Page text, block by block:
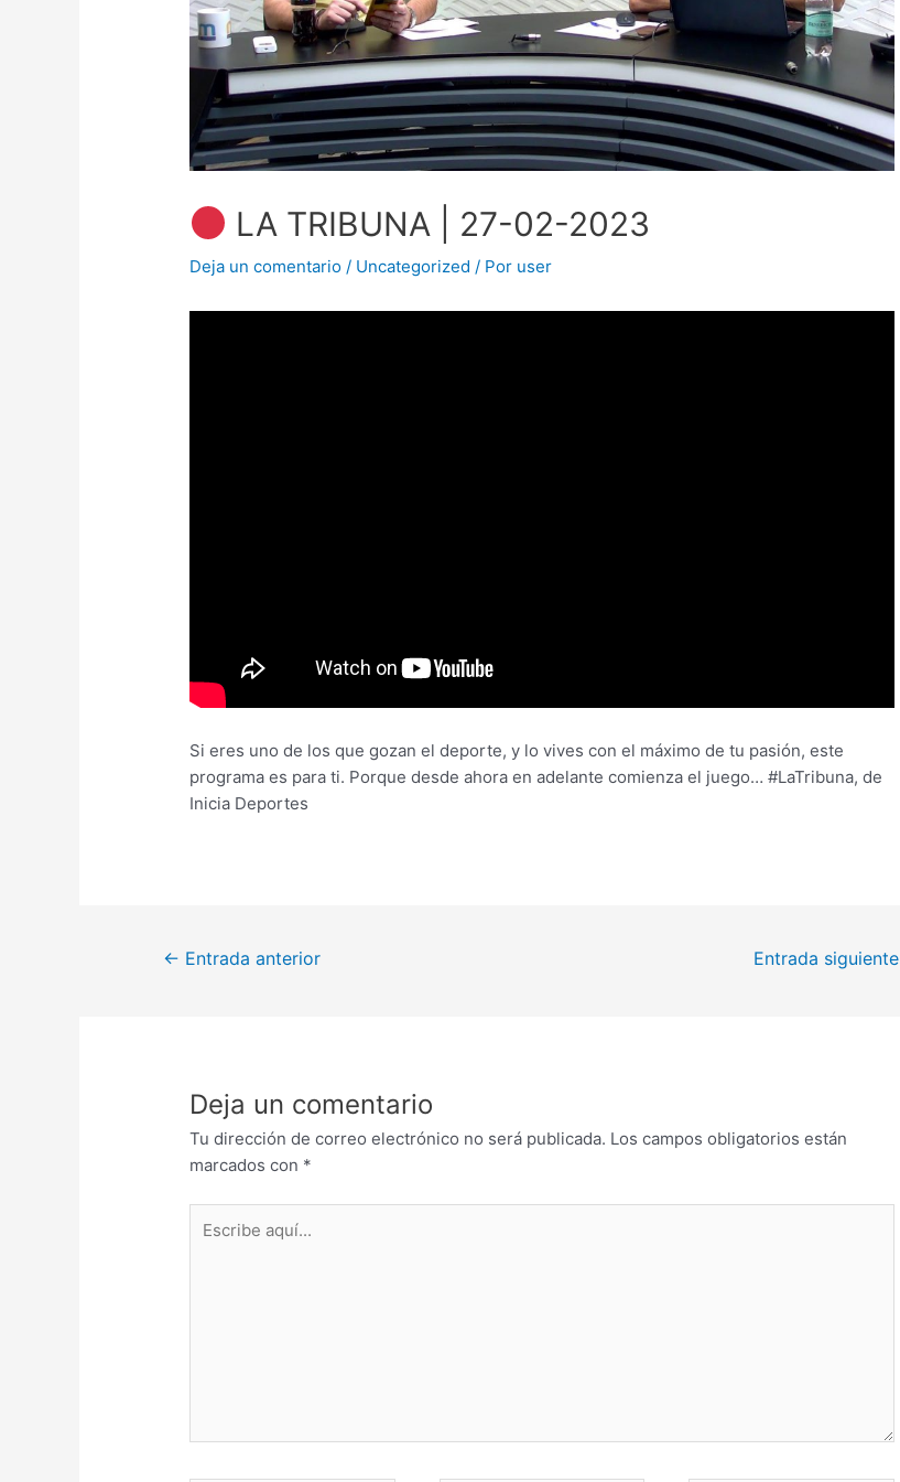
LA TRIBUNA | 27-02-2023
Deja un comentario / Uncategorized / Por user
Si eres uno de los que gozan el deporte, y lo vives con el máximo de tu pasión, este
programa es para ti. Porque desde ahora en adelante comienza el juego… #LaTribuna, de
Inicia Deportes
← Entrada anterior Entrada siguiente
Deja un comentario
Tu dirección de correo electrónico no será publicada. Los campos obligatorios están
marcados con *
aquí...